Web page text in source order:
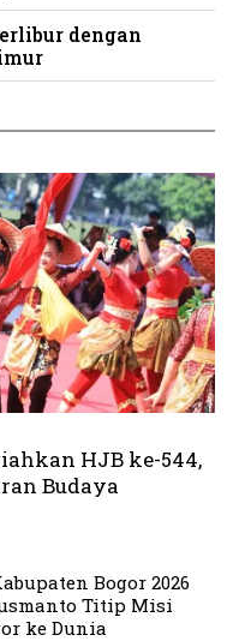
dengan
HJB ke-544,
Budaya
Bogor 2026
Titip Misi
ke Dunia